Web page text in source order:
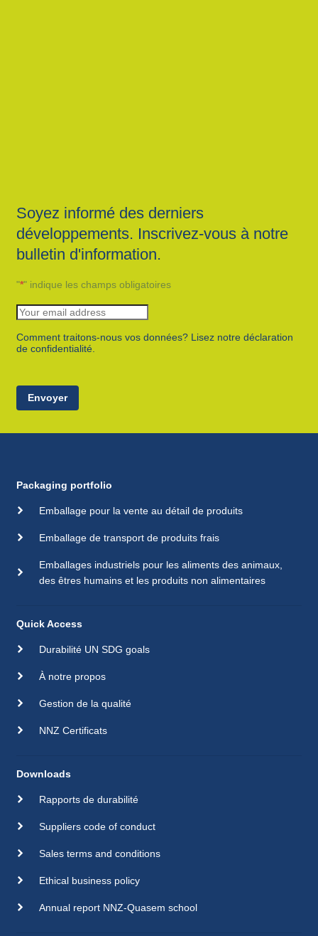
Soyez informé des derniers
développements. Inscrivez-vous à notre
bulletin d'information.
"*" indique les champs obligatoires
Comment traitons-nous vos données? Lisez notre déclaration
de confidentialité.
Envoyer
Packaging portfolio
Emballage pour la vente au détail de produits
Emballage de transport de produits frais
Emballages industriels pour les aliments des animaux,
des êtres humains et les produits non alimentaires
Quick Access
Durabilité UN SDG goals
À notre propos
Gestion de la qualité
NNZ Certificats
Downloads
Rapports de durabilité
Suppliers code of conduct
Sales terms and conditions
Ethical business policy
Annual report NNZ-Quasem school